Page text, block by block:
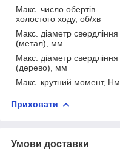
Макс. число обертів
холостого ходу, об/хв
Макс. діаметр свердління
(метал), мм
Макс. діаметр свердління
(дерево), мм
Макс. крутний момент, Нм
Приховати
Умови доставки